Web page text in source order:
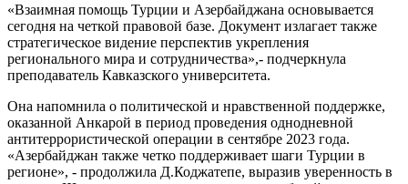
«Взаимная помощь Турции и Азербайджана основывается
сегодня на четкой правовой базе. Документ излагает также
стратегическое видение перспектив укрепления
регионального мира и сотрудничества»,- подчеркнула
преподаватель Кавказского университета.
Она напомнила о политической и нравственной поддержке,
оказанной Анкарой в период проведения однодневной
антитеррористической операции в сентябре 2023 года.
«Азербайджан также четко поддерживает шаги Турции в
регионе», - продолжила Д.Коджатепе, выразив уверенность в